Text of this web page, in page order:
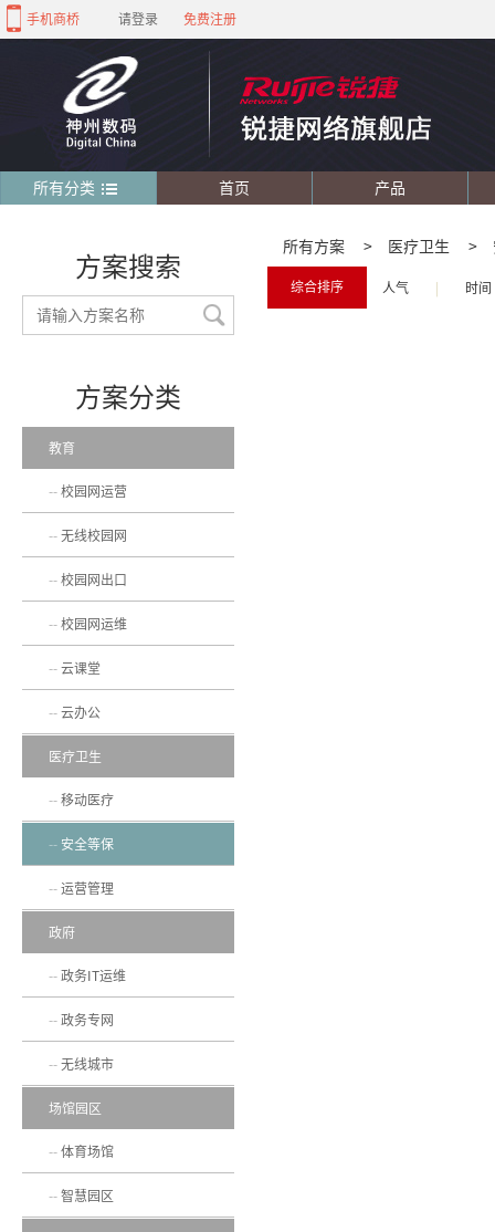
手机商桥 请登录 免费注册
所有分类 首页 产品
所有方案 > 医疗卫生 >
综合排序 人气 时间
方案搜索
方案分类
教育
校园网运营
无线校园网
校园网出口
校园网运维
云课堂
云办公
医疗卫生
移动医疗
安全等保
运营管理
政府
政务IT运维
政务专网
无线城市
场馆园区
体育场馆
智慧园区